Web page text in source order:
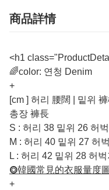
商品詳情
<h1
🌈color: 연청 Denim
+
[cm ] 허리 腰闊 | 밑위
총장 褲長
S : 허리 38 밑위 26 허
M : 허리 40 밑위 27 허
L : 허리 42 밑위 28 허
⭗韓國常見的衣服量度
+